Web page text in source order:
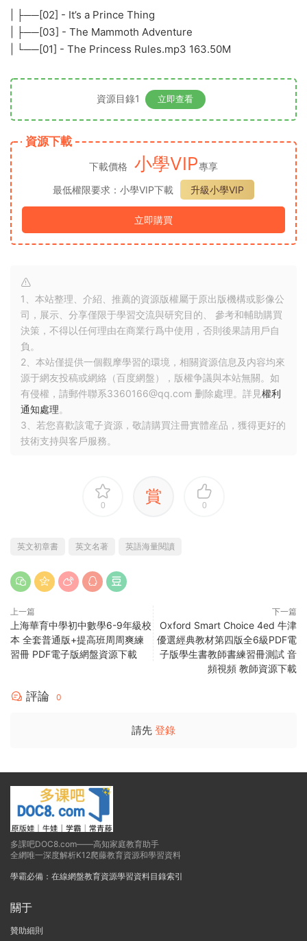
| ├──[02] - It’s a Prince Thing
| ├──[03] - The Mammoth Adventure
| └──[01] - The Princess Rules.mp3 163.50M
資源目錄1 立即查看
資源下載
下載價格 小學VIP專享
最低權限要求：小學VIP下載
升級小學VIP
立即購買
1、本站整理、介紹、推薦的資源版權屬于原出版機構或影像公
司，展示、分享僅限于學習交流與研究目的、 參考和輔助購買
決策，不得以任何理由在商業行爲中使用，否則後果請用戶自
負。
2、本站僅提供一個觀摩學習的環境，相關資源信息及内容均來
源于網友投稿或網絡（百度網盤），版權争議與本站無關。如
有侵權，請郵件聯系3360166@qq.com 删除處理。詳見權利
通知處理。
3、若您喜歡該電子資源，敬請購買注冊實體産品，獲得更好的
技術支持與客戶服務。
0 賞 0
英文初章書 英文名著 英語海量閱讀
上一篇
上海華育中學初中數學6-9年級校
本 全套普通版+提高班周周爽練
習冊 PDF電子版網盤資源下載
下一篇
Oxford Smart Choice 4ed 牛津
優選經典教材第四版全6級PDF電
子版學生書教師書練習冊測試 音
頻視頻 教師資源下載
評論 0
請先 登錄
多課吧DOC8.com——高知家庭教育助手
全網唯一深度解析K12爬藤教育資源和學習資料
學霸必備：在線網盤教育資源學習資料目錄索引
關于
贊助細則